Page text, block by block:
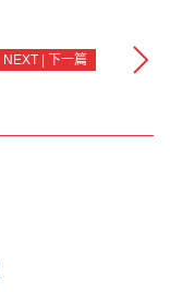
NEXT | 下一篇